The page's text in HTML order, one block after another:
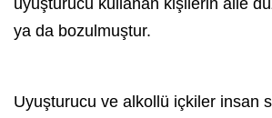
uyuşturucu kullanan kişilerin aile
ya da bozulmuştur.
Uyuşturucu ve alkollü içkiler insan